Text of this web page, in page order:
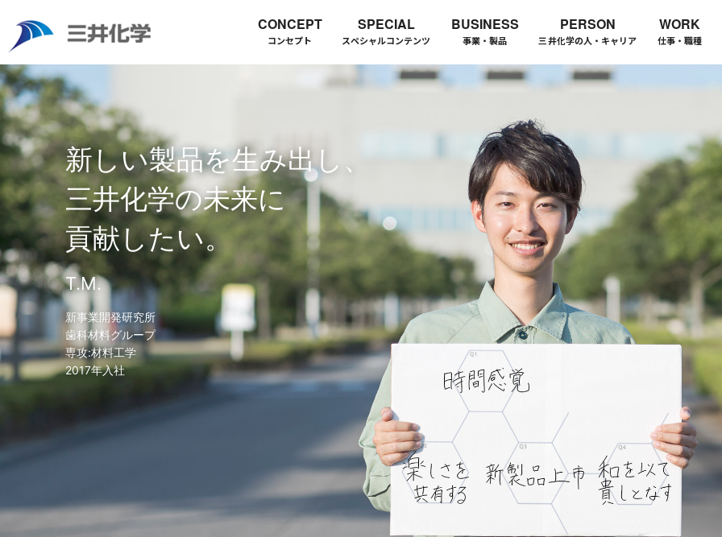
CONCEPT
コンセプト
SPECIAL
スペシャルコンテンツ
BUSINESS
事業・製品
PERSON
三井化学の人・キャリア
WORK
仕事・職種
新しい製品を生み出し、
三井化学の未来に
貢献したい。
T.M.
新事業開発研究所
歯科材料グループ
専攻:材料工学
2017年入社